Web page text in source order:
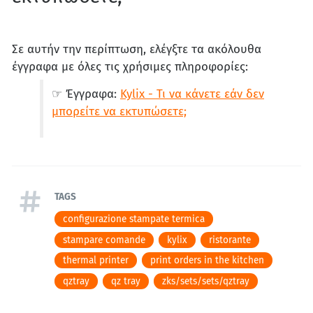
Σε αυτήν την περίπτωση, ελέγξτε τα ακόλουθα
έγγραφα με όλες τις χρήσιμες πληροφορίες:
☞ Έγγραφα: Kylix - Τι να κάνετε εάν δεν
μπορείτε να εκτυπώσετε;
TAGS
configurazione stampate termica
stampare comande
kylix
ristorante
thermal printer
print orders in the kitchen
qztray
qz tray zks/sets/sets/qztray